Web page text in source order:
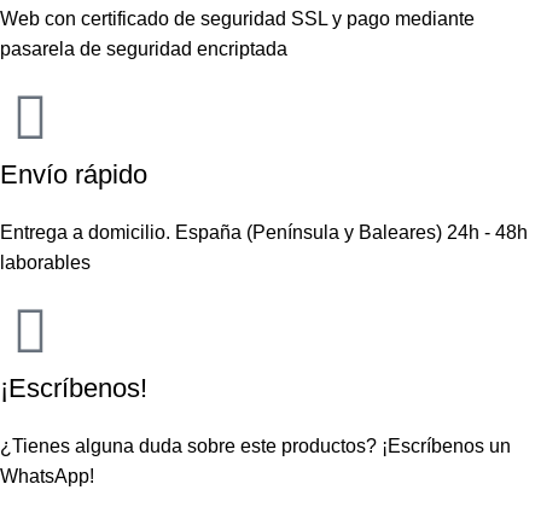
Web con certificado de seguridad SSL y pago mediante
pasarela de seguridad encriptada
Envío rápido
Entrega a domicilio. España (Península y Baleares) 24h - 48h
laborables
¡Escríbenos!
¿Tienes alguna duda sobre este productos? ¡Escríbenos un
WhatsApp!